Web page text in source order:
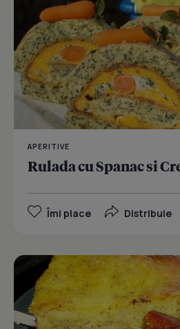
APERITIVE
Rulada cu Spanac si
Îmi place Distribuie